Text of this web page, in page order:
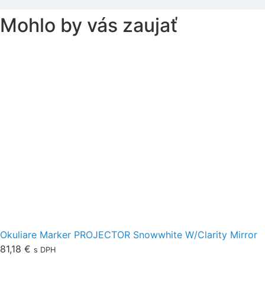
Mohlo by vás zaujať
Okuliare Marker PROJECTOR Snowwhite W/Clarity Mirror
81,18 € s DPH